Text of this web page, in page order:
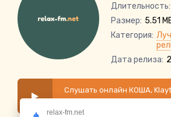
Длительность:
Размер: 5.51
Категория:
Дата релиза:
Слушать онлайн КОША,
relax-fm.net